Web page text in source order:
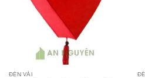
ĐÈN VẢI